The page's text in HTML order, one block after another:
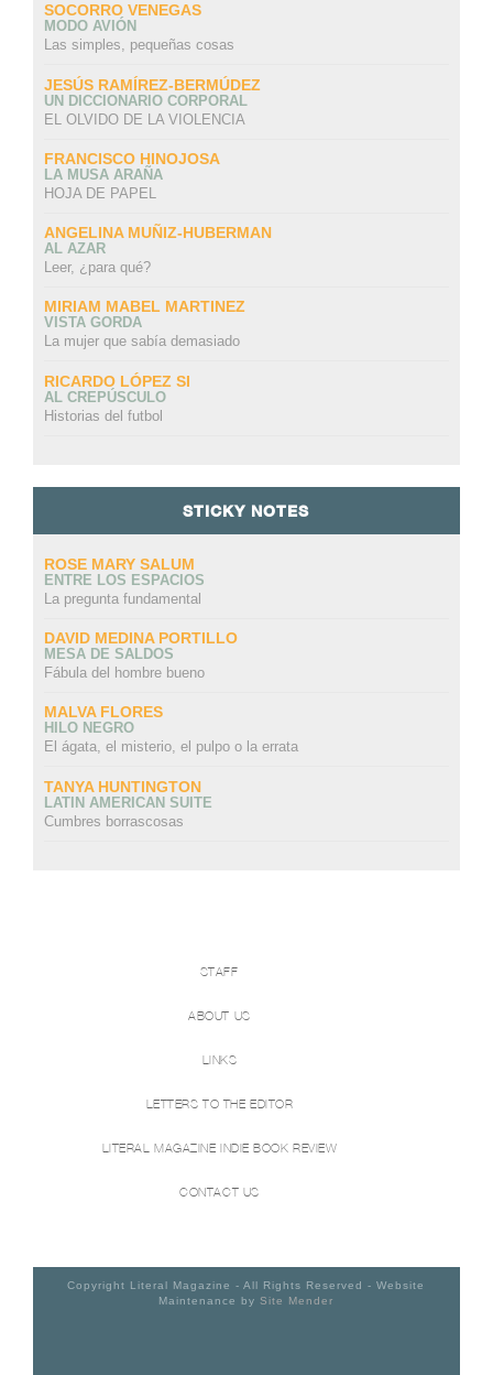
SOCORRO VENEGAS
MODO AVIÓN
Las simples, pequeñas cosas
JESÚS RAMÍREZ-BERMÚDEZ
UN DICCIONARIO CORPORAL
EL OLVIDO DE LA VIOLENCIA
FRANCISCO HINOJOSA
LA MUSA ARAÑA
HOJA DE PAPEL
ANGELINA MUÑIZ-HUBERMAN
AL AZAR
Leer, ¿para qué?
MIRIAM MABEL MARTINEZ
VISTA GORDA
La mujer que sabía demasiado
RICARDO LÓPEZ SI
AL CREPÚSCULO
Historias del futbol
STICKY NOTES
ROSE MARY SALUM
ENTRE LOS ESPACIOS
La pregunta fundamental
DAVID MEDINA PORTILLO
MESA DE SALDOS
Fábula del hombre bueno
MALVA FLORES
HILO NEGRO
El ágata, el misterio, el pulpo o la errata
TANYA HUNTINGTON
LATIN AMERICAN SUITE
Cumbres borrascosas
STAFF
ABOUT US
LINKS
LETTERS TO THE EDITOR
LITERAL MAGAZINE INDIE BOOK REVIEW
CONTACT US
Copyright Literal Magazine - All Rights Reserved - Website
Maintenance bySite Mender